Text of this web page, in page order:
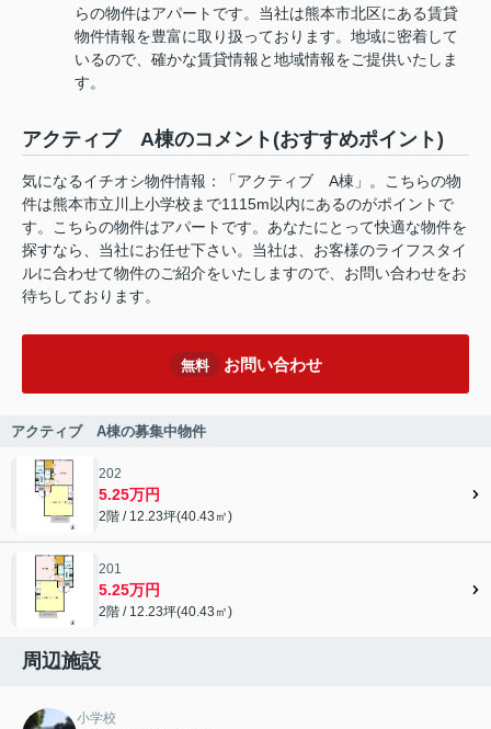
らの物件はアパートです。当社は熊本市北区にある賃貸
物件情報を豊富に取り扱っております。地域に密着して
いるので、確かな賃貸情報と地域情報をご提供いたしま
す。
アクティブ A棟のコメント(おすすめポイント)
気になるイチオシ物件情報：「アクティブ A棟」。こちらの物
件は熊本市立川上小学校まで1115m以内にあるのがポイントで
す。こちらの物件はアパートです。あなたにとって快適な物件を
探すなら、当社にお任せ下さい。当社は、お客様のライフスタイ
ルに合わせて物件のご紹介をいたしますので、お問い合わせをお
待ちしております。
無料 お問い合わせ
アクティブ A棟の募集中物件
202
5.25万円
2階 / 12.23坪(40.43㎡)
201
5.25万円
2階 / 12.23坪(40.43㎡)
周辺施設
小学校